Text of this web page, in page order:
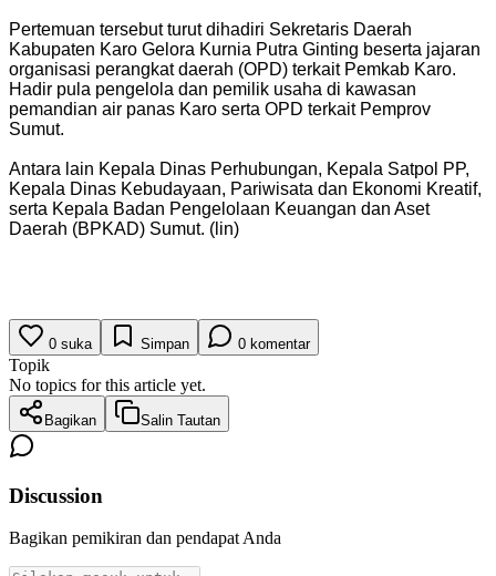
Pertemuan tersebut turut dihadiri Sekretaris Daerah
Kabupaten Karo Gelora Kurnia Putra Ginting beserta jajaran
organisasi perangkat daerah (OPD) terkait Pemkab Karo.
Hadir pula pengelola dan pemilik usaha di kawasan
pemandian air panas Karo serta OPD terkait Pemprov
Sumut.
Antara lain Kepala Dinas Perhubungan, Kepala Satpol PP,
Kepala Dinas Kebudayaan, Pariwisata dan Ekonomi Kreatif,
serta Kepala Badan Pengelolaan Keuangan dan Aset
Daerah (BPKAD) Sumut. (lin)
0 suka Simpan 0 komentar
Topik
No topics for this article yet.
Bagikan Salin Tautan
Discussion
Bagikan pemikiran dan pendapat Anda